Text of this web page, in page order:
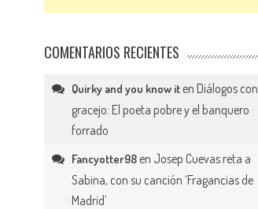
COMENTARIOS RECIENTES
Quirky and you know it en Diálogos con
gracejo: El poeta pobre y el banquero
forrado
Fancyotter98 en Josep Cuevas reta a
Sabina, con su canción ‘Fragancias de
Madrid’